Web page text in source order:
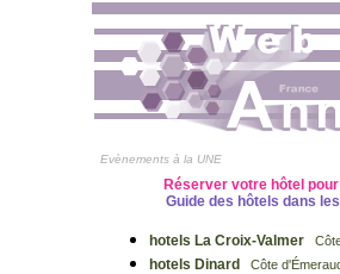
Evènements à la UNE
Réserver votre hôtel
Guide des hôtels dans
hotels La Croix-Valmer
hotels Dinard Côte